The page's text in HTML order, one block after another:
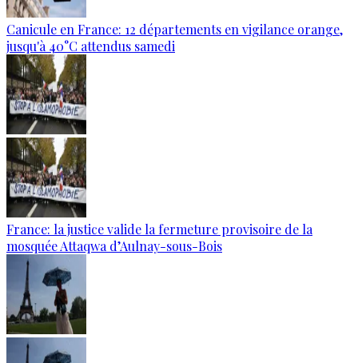
Canicule en France: 12 départements en vigilance orange,
jusqu'à 40°C attendus samedi
France: la justice valide la fermeture provisoire de la
mosquée Attaqwa d’Aulnay-sous-Bois